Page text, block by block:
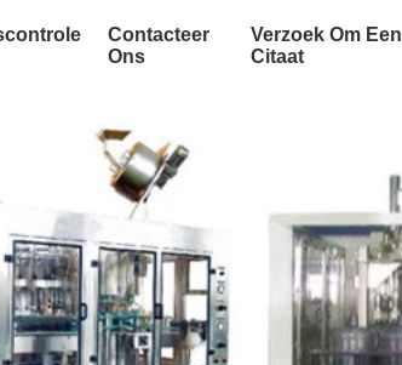
Contacteer
Ons
Verzoek Om Een
Citaat